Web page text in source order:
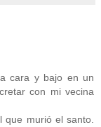
cara y bajo en un
con mi vecina
que murió el santo.